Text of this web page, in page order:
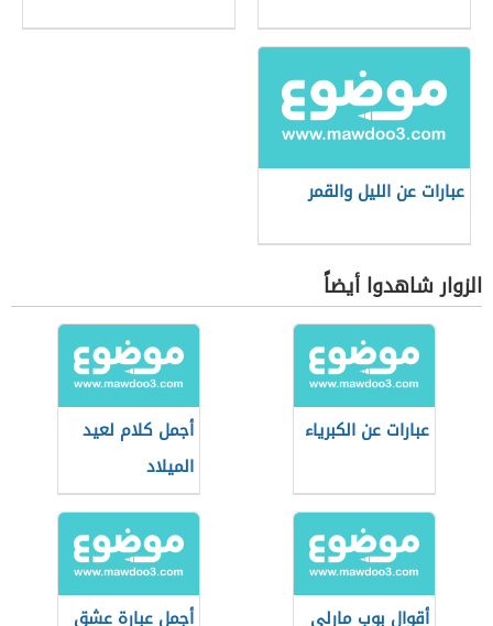
عبارات عن الليل والقمر
الزوار شاهدوا أيضاً
عبارات عن الكبرياء
أجمل كلام لعيد
الميلاد
أقوال بوب مارلي أجمل عبارة عشق